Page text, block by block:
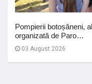
Pompierii botoșăneni,
organizată de Paro…
03 August 2026